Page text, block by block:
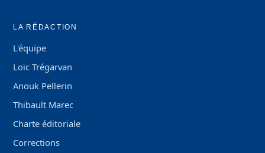
LA RÉDACTION
L'équipe
Loïc Trégarvan
Anouk Pellerin
Thibault Marec
Charte éditoriale
Corrections